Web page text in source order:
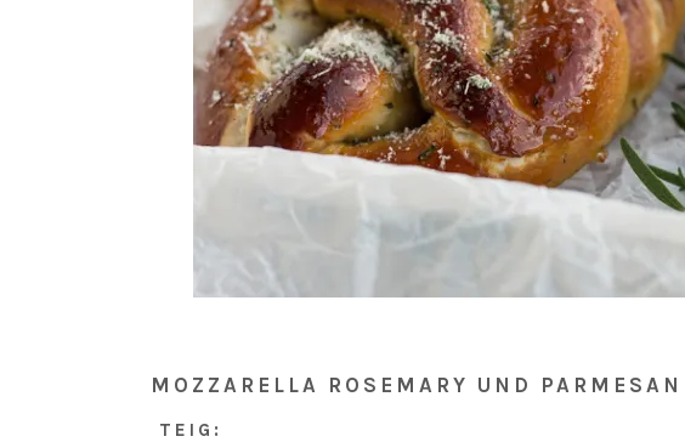
MOZZARELLA ROSEMARY UND
TEIG: